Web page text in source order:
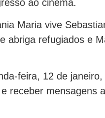
ao cinema.
Maria vive
abriga refugiados e
feira, 12 de
receber mensagens